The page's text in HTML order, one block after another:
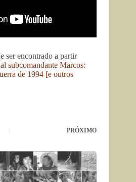
ser encontrado a partir
subcomandante Marcos:
de 1994 [e outros
PRÓXIMO